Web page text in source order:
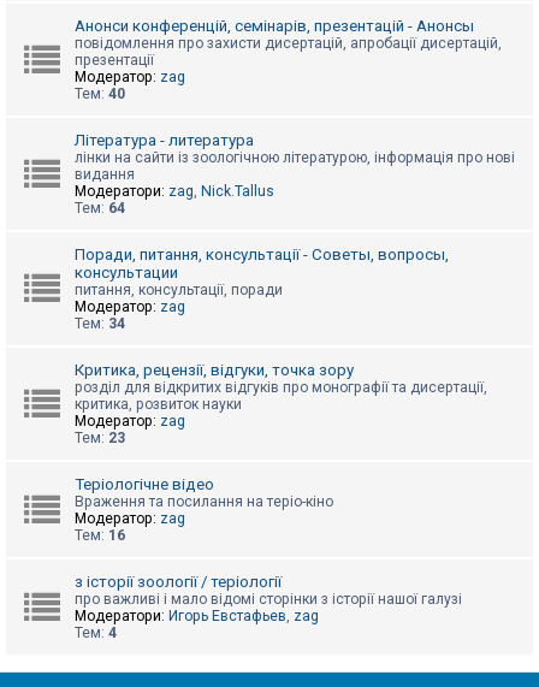
П
м
о
г
Анонси конференцій, семінарів, презентацій - Анонсы
повідомлення про захисти дисертацій, апробації дисертацій,
презентації
Модератор: zag
Тем: 40
Література - литература
лінки на сайти із зоологічною літературою, інформація про нові
видання
Модератори: zag, Nick.Tallus
Тем: 64
Поради, питання, консультації - Советы, вопросы,
консультации
питання, консультації, поради
Модератор: zag
Тем: 34
Критика, рецензії, відгуки, точка зору
розділ для відкритих відгуків про монографії та дисертації,
критика, розвиток науки
Модератор: zag
Тем: 23
Теріологічне відео
Враження та посилання на теріо-кіно
Модератор: zag
Тем: 16
з історії зоології / теріології
про важливі і мало відомі сторінки з історії нашої галузі
Модератори: Игорь Евстафьев, zag
Тем: 4